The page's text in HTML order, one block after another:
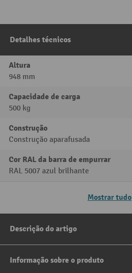
Detalhes técnicos
Altura
948 mm
Capacidade de carga
500 kg
Construção
Construção aparafusada
Cor RAL da barra de empurrar
RAL 5007 azul brilhante
Mostrar tudo
Descrição do artigo
Informação sobre o produto